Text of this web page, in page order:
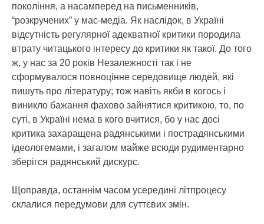
покоління, а насамперед на письменників,
“розкручених” у мас-медіа. Як наслідок, в Україні
відсутність регулярної адекватної критики породила
втрату читацького інтересу до критики як такої. До того
ж, у нас за 20 років Незалежності так і не
сформувалося повноцінне середовище людей, які
пишуть про літературу; тож навіть якби в когось і
виникло бажання фахово зайнятися критикою, то, по
суті, в Україні нема в кого вчитися, бо у нас досі
критика захаращена радянськими і пострадянськими
ідеологемами, і загалом майже всюди рудиментарно
зберігся радянський дискурс.
Щоправда, останнім часом усередині літпроцесу
склалися передумови для суттєвих змін.